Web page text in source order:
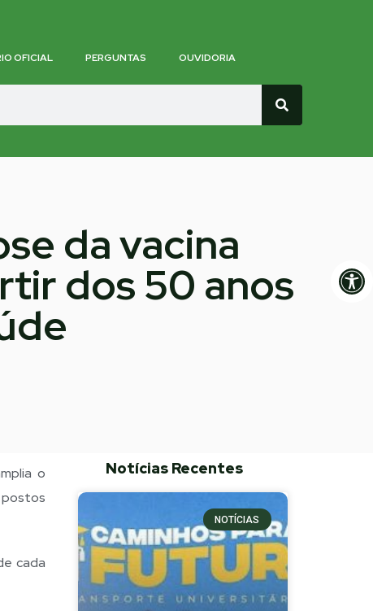
OFICIAL PERGUNTAS OUVIDORIA
da vacina
dos 50 anos
o
postos
cada
Notícias Recentes
NOTÍCIAS